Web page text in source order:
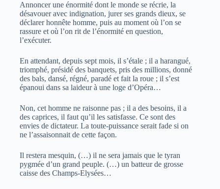
Annoncer une énormité dont le monde se récrie, la
désavouer avec indignation, jurer ses grands dieux, se
déclarer honnête homme, puis au moment où l’on se
rassure et où l’on rit de l’énormité en question,
l’exécuter.
En attendant, depuis sept mois, il s’étale ; il a harangué,
triomphé, présidé des banquets, pris des millions, donné
des bals, dansé, régné, paradé et fait la roue ; il s’est
épanoui dans sa laideur à une loge d’Opéra…
Non, cet homme ne raisonne pas ; il a des besoins, il a
des caprices, il faut qu’il les satisfasse. Ce sont des
envies de dictateur. La toute-puissance serait fade si on
ne l’assaisonnait de cette façon.
Il restera mesquin, (…) il ne sera jamais que le tyran
pygmée d’un grand peuple. (…) un batteur de grosse
caisse des Champs-Elysées…